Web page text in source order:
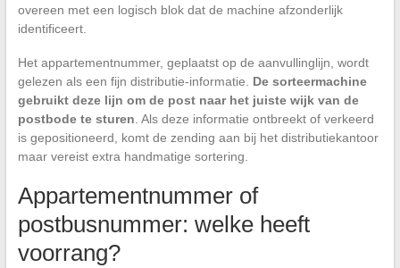
overeen met een logisch blok dat de machine afzonderlijk
identificeert.
Het appartementnummer, geplaatst op de aanvullinglijn, wordt
gelezen als een fijn distributie-informatie. De sorteermachine
gebruikt deze lijn om de post naar het juiste wijk van de
postbode te sturen. Als deze informatie ontbreekt of verkeerd
is gepositioneerd, komt de zending aan bij het distributiekantoor
maar vereist extra handmatige sortering.
Appartementnummer of
postbusnummer: welke heeft
voorrang?